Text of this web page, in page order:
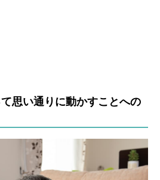
思い通りに動かすことへの